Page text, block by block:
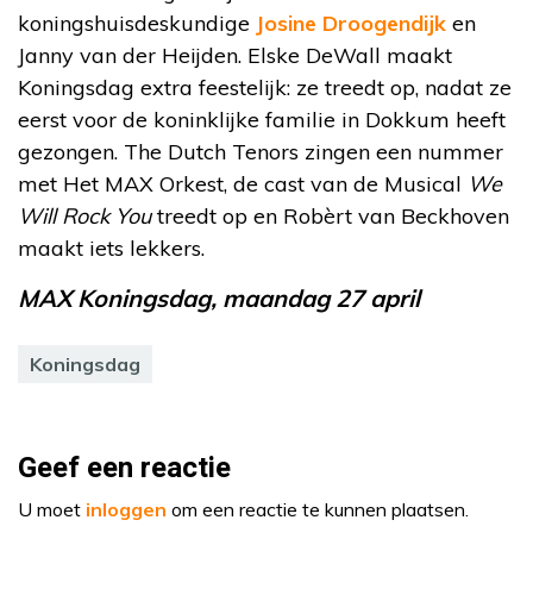
koningshuisdeskundige Josine Droogendijk en
Janny van der Heijden. Elske DeWall maakt
Koningsdag extra feestelijk: ze treedt op, nadat ze
eerst voor de koninklijke familie in Dokkum heeft
gezongen. The Dutch Tenors zingen een nummer
met Het MAX Orkest, de cast van de Musical We
Will Rock Youtreedt op en Robèrt van Beckhoven
maakt iets lekkers.
MAX Koningsdag, maandag 27 april
Koningsdag
Geef een reactie
U moet inloggen om een reactie te kunnen plaatsen.